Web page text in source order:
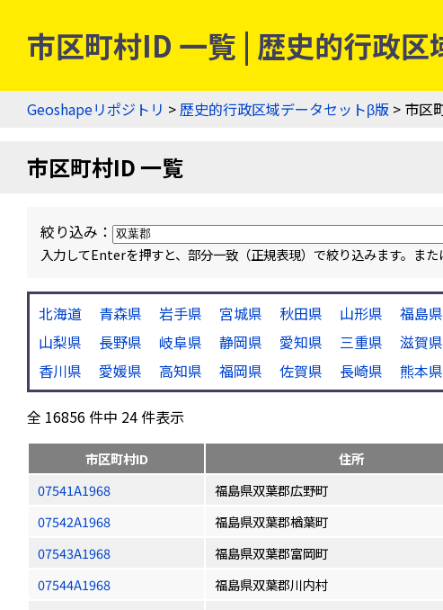
市区町村ID 一覧 | 歴史的行政
Geoshapeリポジトリ >歴史的行政区域データセットβ版 > 市区
市区町村ID 一覧
絞り込み：
入力してEnterを押すと、部分一致（正規表現）で絞り込みます。ま
北海道 青森県 岩手県 宮城県 秋田県 山形県 福島県
山梨県
長野県 岐阜県 静岡県 愛知県 三重県 滋賀県
香川県
愛媛県 高知県 福岡県 佐賀県 長崎県 熊本県
全 16856 件中 24 件表示
市区町村ID 住所
07541A1968
福島県双葉郡広野町
07542A1968
福島県双葉郡楢葉町
07543A1968
福島県双葉郡富岡町
07544A1968
福島県双葉郡川内村